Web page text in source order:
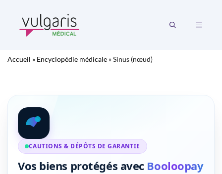
contenu
MENU
Accueil » Encyclopédie médicale »Sinus (nœud)
CAUTIONS & DÉPÔTS DE GARANTIE
Vos biens protégés avec Booloopay